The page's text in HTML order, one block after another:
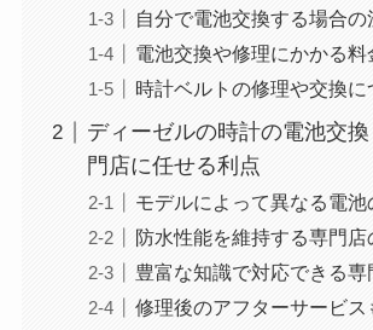
自分で電池交換する場合の
電池交換や修理にかかる料
時計ベルトの修理や交換に
ディーゼルの時計の電池交
門店に任せる利点
モデルによって異なる電池
防水性能を維持する専門店
豊富な知識で対応できる専
修理後のアフターサービス